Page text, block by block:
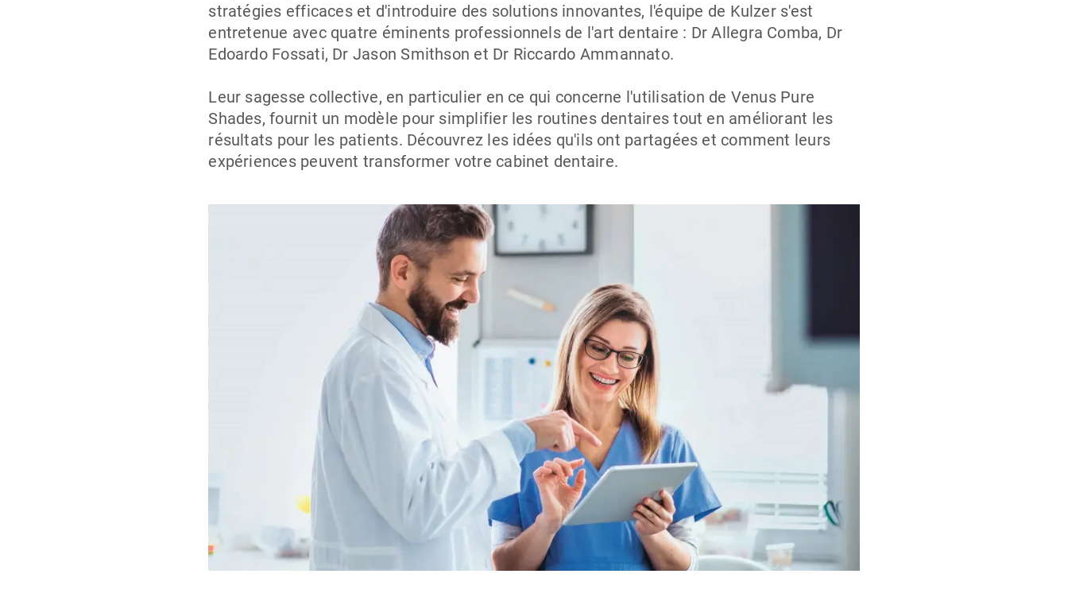
stratégies efficaces et d'introduire des solutions innovantes, l'équipe de Kulzer s'est
entretenue avec quatre éminents professionnels de l'art dentaire : Dr Allegra Comba, Dr
Edoardo Fossati, Dr Jason Smithson et Dr Riccardo Ammannato.
Leur sagesse collective, en particulier en ce qui concerne l'utilisation de Venus Pure
Shades, fournit un modèle pour simplifier les routines dentaires tout en améliorant les
résultats pour les patients. Découvrez les idées qu'ils ont partagées et comment leurs
expériences peuvent transformer votre cabinet dentaire.